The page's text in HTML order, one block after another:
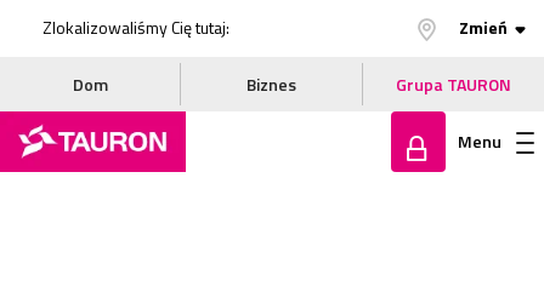
Zlokalizowaliśmy Cię tutaj: Zmień
Dom Biznes Grupa TAURON
Menu